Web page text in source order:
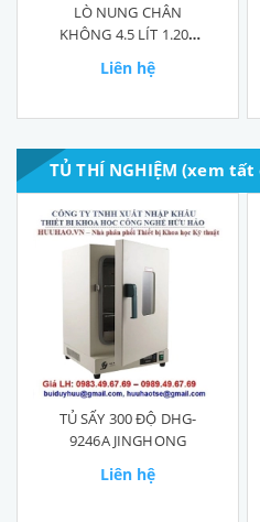
LÒ NUNG CHÂN
KHÔNG 4.5 LÍT 1.200
Liên hệ
TỦ THÍ NGHIỆM (xem tất
TỦ SẤY 300 ĐỘ DHG-
9246A JINGHONG
Liên hệ